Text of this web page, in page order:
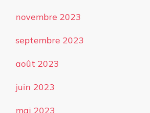
novembre 2023
septembre 2023
août 2023
juin 2023
mai 2023